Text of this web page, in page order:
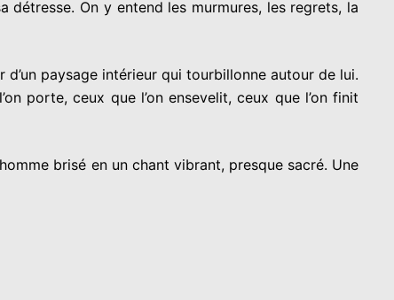
détresse. On y entend les murmures, les regrets, la
paysage intérieur qui tourbillonne autour de lui.
porte, ceux que l’on ensevelit, ceux que l’on finit
brisé en un chant vibrant, presque sacré. Une